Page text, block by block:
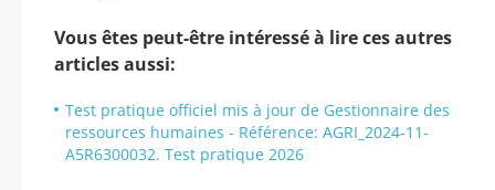
Vous êtes peut-être intéressé à lire ces autres
articles aussi:
Test pratique officiel mis à jour de Gestionnaire des
ressources humaines - Référence: AGRI_2024-11-
A5R6300032. Test pratique 2026